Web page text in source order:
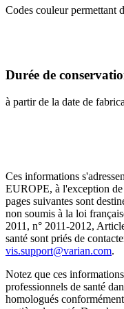
Codes couleur permettant
Durée de
à partir de la date de
Ces informations
EUROPE, à l'exception
pages suivantes sont
non soumis à la loi
2011, n° 2011-2012,
santé sont priés de
vis.support@varian.com.
Notez que ces
professionnels de santé
homologués